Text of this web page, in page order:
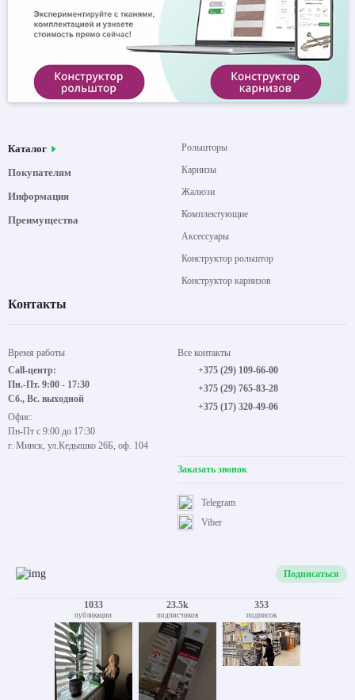
Каталог
Покупателям
Информация
Преимущества
Рольшторы
Карнизы
Жалюзи
Комплектующие
Аксессуары
Конструктор рольштор
Конструктор карнизов
Контакты
Время работы
Call-центр:
Пн.-Пт. 9:00 - 17:30
Сб., Вс. выходной
Офис:
Пн-Пт с 9:00 до 17:30
г. Минск, ул.Кедышко 26Б, оф. 104
Все контакты
+375 (29) 109-66-00
+375 (29) 765-83-28
+375 (17) 320-49-06
Заказать звонок
Viber
Telegram
Подписаться
1033
публикации
23.5k
подписчиков
353
подписок